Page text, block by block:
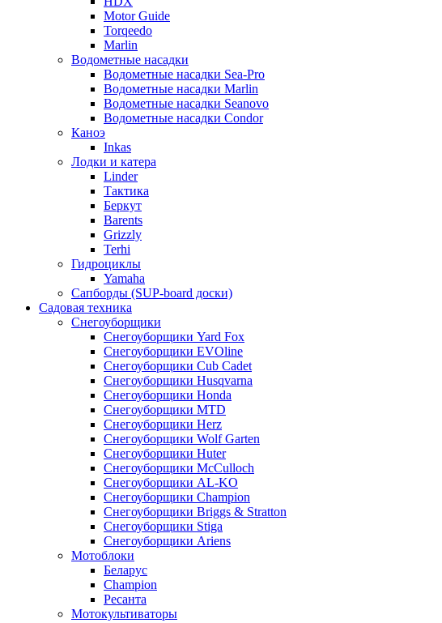
Motor Guide
Torqeedo
Marlin
Водометные насадки
Водометные насадки Sea-Pro
Водометные насадки Marlin
Водометные насадки Seanovo
Водометные насадки Condor
Каноэ
Inkas
Лодки и катера
Linder
Тактика
Беркут
Barents
Grizzly
Terhi
Гидроциклы
Yamaha
Сапборды (SUP-board доски)
Садовая техника
Снегоуборщики
Снегоуборщики Yard Fox
Снегоуборщики EVOline
Снегоуборщики Cub Cadet
Снегоуборщики Husqvarna
Снегоуборщики Honda
Снегоуборщики MTD
Снегоуборщики Herz
Снегоуборщики Wolf Garten
Снегоуборщики Huter
Снегоуборщики McCulloch
Снегоуборщики AL-KO
Снегоуборщики Champion
Снегоуборщики Briggs & Stratton
Снегоуборщики Stiga
Снегоуборщики Ariens
Мотоблоки
Беларус
Champion
Ресанта
Мотокультиваторы